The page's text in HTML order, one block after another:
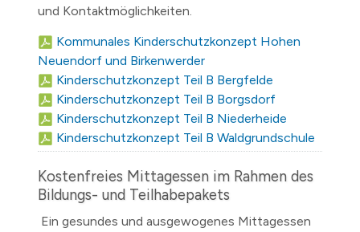
und Kontaktmöglichkeiten.
Kommunales Kinderschutzkonzept Hohen
Neuendorf und Birkenwerder
Kinderschutzkonzept Teil B Bergfelde
Kinderschutzkonzept Teil B Borgsdorf
Kinderschutzkonzept Teil B Niederheide
Kinderschutzkonzept Teil B Waldgrundschule
Kostenfreies Mittagessen im Rahmen des
Bildungs- und Teilhabepakets
Ein gesundes und ausgewogenes Mittagessen